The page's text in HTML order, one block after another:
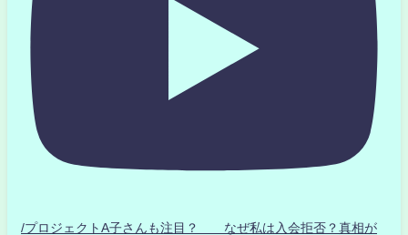
/プロジェクトA子さんも注目？ なぜ私は入会拒否？真相が